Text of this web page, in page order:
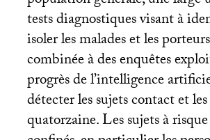
tests diagnostiques visant à
isoler les malades et les
combinée à des enquêtes
progrès de l’intelligence
détecter les sujets contact et
quatorzaine. Les sujets à